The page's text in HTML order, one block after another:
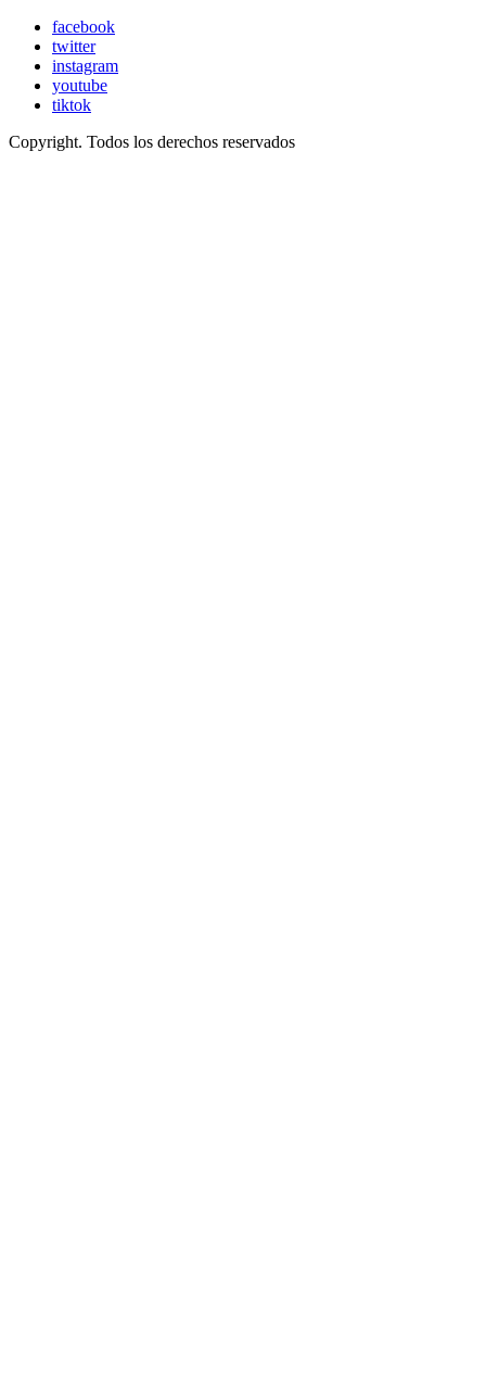
facebook
twitter
instagram
youtube
tiktok
Copyright. Todos los derechos reservados